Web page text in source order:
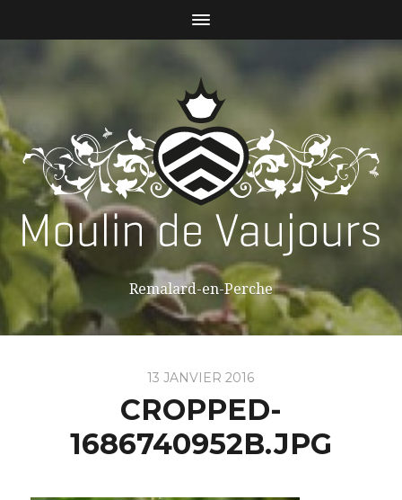
Remalard-en-Perche
13 JANVIER 2016
CROPPED-
1686740952B.JPG